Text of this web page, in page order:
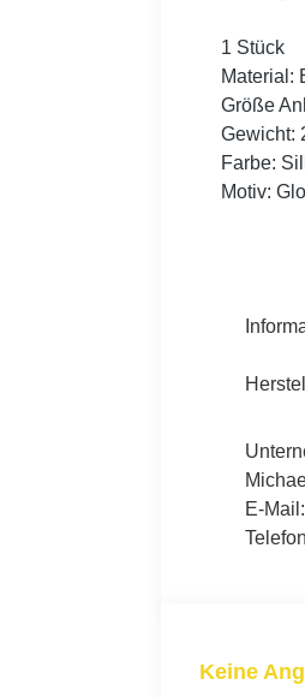
1 Stück
Material:
Größe
Gewicht:
Farbe:
Motiv:
E-
Keine